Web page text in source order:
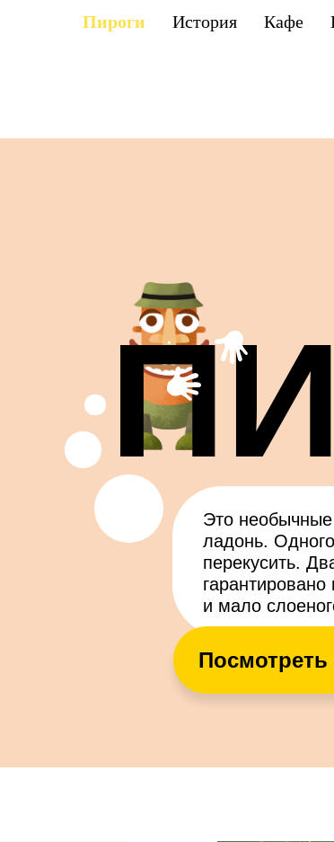
Пироги История Кафе
Это
ладонь.
перекусить.
гарантировано
и мало
Посмотреть